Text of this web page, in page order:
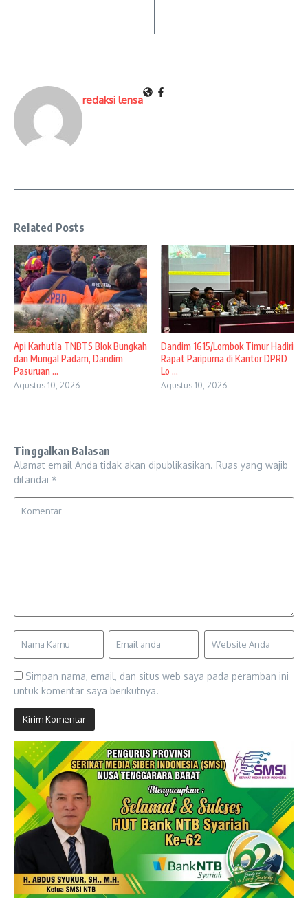
redaksi lensa
Related Posts
Api Karhutla TNBTS Blok Bungkah
dan Mungal Padam, Dandim
Pasuruan ...
Agustus 10, 2026
Dandim 1615/Lombok Timur Hadiri
Rapat Paripurna di Kantor DPRD
Lo ...
Agustus 10, 2026
Tinggalkan Balasan
Alamat email Anda tidak akan dipublikasikan. Ruas yang wajib
ditandai *
Simpan nama, email, dan situs web saya pada peramban ini
untuk komentar saya berikutnya.